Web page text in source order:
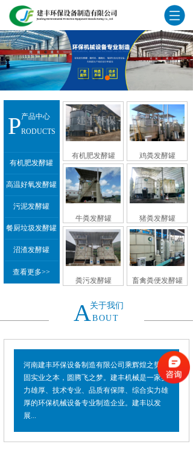
产品中心
PRODUCTS
有机肥发酵罐
高温好氧发酵罐
污泥发酵罐
餐厨垃圾发酵罐
沼渣发酵罐
查看更多>>
有机肥发酵罐 鸡粪发酵罐
牛粪发酵罐 猪粪发酵罐
粪污发酵罐 畜禽粪便发酵罐
关于我们
ABOUT
河南建丰环保设备制造有限公司乘辉煌之势，
固实业之本，圆腾飞之梦。建丰机械是一家实
力雄厚、技术专业、品质有保障、综合实力雄
厚的环保机械设备专业制造企业。建丰以发
展...